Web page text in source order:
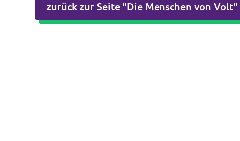
zurück zur Seite "Die Menschen von Volt"